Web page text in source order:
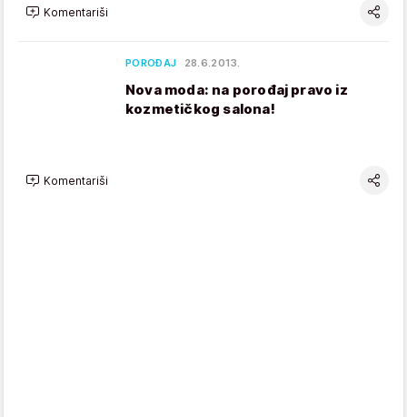
Komentariši
POROĐAJ 28.6.2013.
Nova moda: na porođaj pravo iz
kozmetičkog salona!
Komentariši